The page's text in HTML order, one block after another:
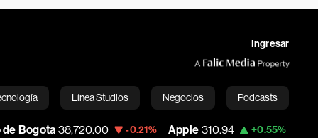
Ingresar
Línea Studios Negocios Podcasts
English-0.21% Apple 310.94 +0.55% USD COP